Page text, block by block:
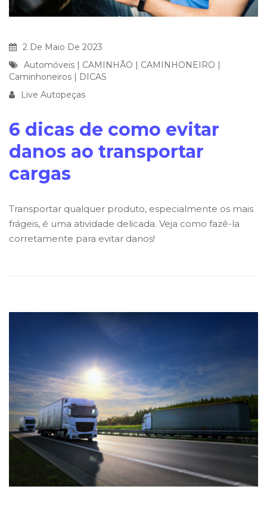
2 De Maio De 2023
Automóveis | CAMINHÃO | CAMINHONEIRO |
Caminhoneiros | DICAS
Live Autopeças
6 dicas de como evitar
danos ao transportar
cargas
Transportar qualquer produto, especialmente os mais
frágeis, é uma atividade delicada. Veja como fazê-la
corretamente para evitar danos!